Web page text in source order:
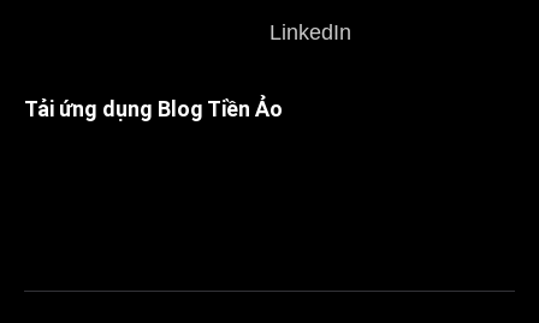
LinkedIn
Tải ứng dụng Blog Tiền Ảo